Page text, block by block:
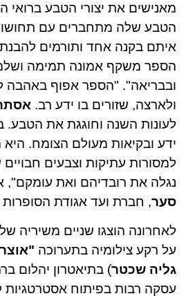
מאנישים את יצורי הטבע ברואי
הטבע שלה מתחברים עם
איתם בקנה אחד ותורמים
הספר משקף אמונה תמימה
ובבריאה". "הספר אפוף באהבה
ולארצה, שזורים בו ידע רב.
לעונות השנה וחוגגת את הטבע.
ידע ובקיאות מעולם הצומח.
למסורות עתיקות וצבעים
נגלה את רובדיהם ואת
סער, חברת ועד אגודת
לאחרונה הוצגו שניים משיריה
על רקע צילומיה בתערוכה
גליה שכטר) בתיאטרון יהלום
עסקה רבות בפיתוח אסטרטגיות